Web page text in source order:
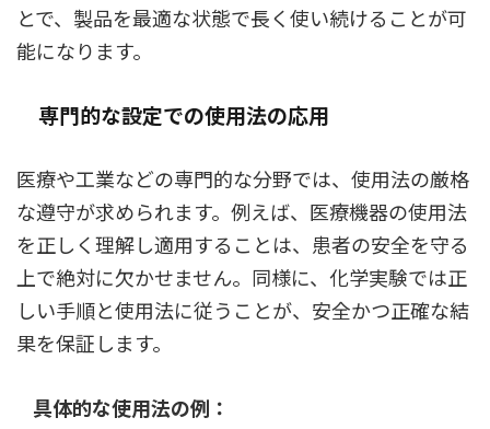
とで、製品を最適な状態で長く使い続けることが可
能になります。
専門的な設定での使用法の応用
医療や工業などの専門的な分野では、使用法の厳格
な遵守が求められます。例えば、医療機器の使用法
を正しく理解し適用することは、患者の安全を守る
上で絶対に欠かせません。同様に、化学実験では正
しい手順と使用法に従うことが、安全かつ正確な結
果を保証します。
具体的な使用法の例：